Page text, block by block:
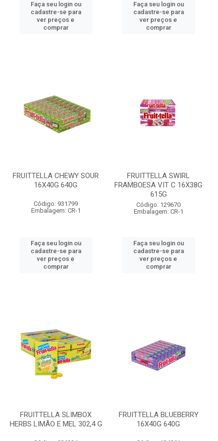
Faça seu login ou
cadastre-se para
ver preços e
comprar
Faça seu login ou
cadastre-se para
ver preços e
comprar
FRUITTELLA CHEWY SOUR
16X40G 640G
Código: 931799
Embalagem: CR-1
Faça seu login ou
cadastre-se para
ver preços e
comprar
FRUITTELLA SWIRL
FRAMBOESA VIT C 16X38G
615G
Código: 129670
Embalagem: CR-1
Faça seu login ou
cadastre-se para
ver preços e
comprar
FRUITTELLA SLIMBOX
HERBS LIMÃO E MEL 302,4 G
FRUITTELLA BLUEBERRY
16X40G 640G